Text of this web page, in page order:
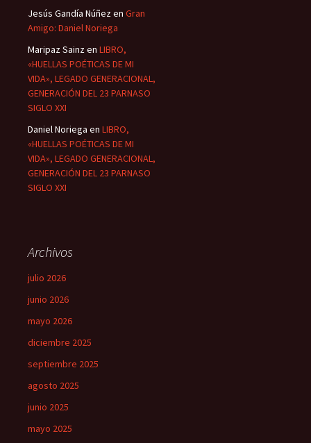
Jesús Gandía Núñezen Gran
Amigo: Daniel Noriega
Maripaz Sainzen LIBRO,
«HUELLAS POÉTICAS DE MI
VIDA», LEGADO GENERACIONAL,
GENERACIÓN DEL 23 PARNASO
SIGLO XXI
Daniel Noriega en LIBRO,
«HUELLAS POÉTICAS DE MI
VIDA», LEGADO GENERACIONAL,
GENERACIÓN DEL 23 PARNASO
SIGLO XXI
Archivos
julio 2026
junio 2026
mayo 2026
diciembre 2025
septiembre 2025
agosto 2025
junio 2025
mayo 2025